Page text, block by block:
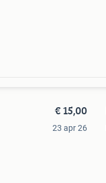
€ 15,00
23 apr 26